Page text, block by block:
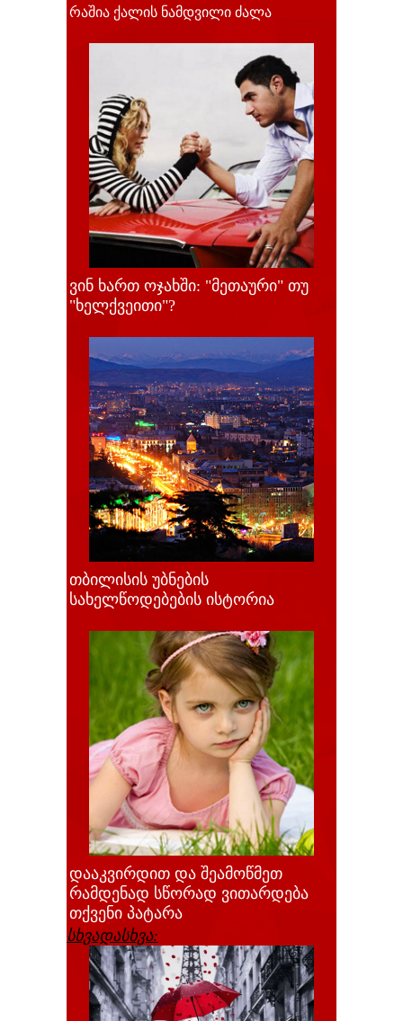
რაშია ქალის ნამდვილი ძალა
ვინ ხართ ოჯახში: "მეთაური" თუ
"ხელქვეითი"?
თბილისის უბნების
სახელწოდებების ისტორია
დააკვირდით და შეამოწმეთ
რამდენად სწორად ვითარდება
თქვენი პატარა
სხვადასხვა: